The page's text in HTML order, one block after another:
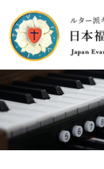
content